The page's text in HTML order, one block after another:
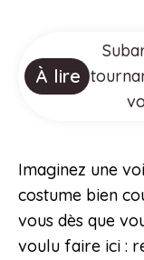
À lire
Imaginez une
costume bien
vous dès que
voulu faire ici :